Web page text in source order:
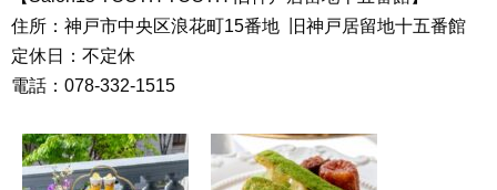
住所：神戸市中央区浪花町15番地 旧神戸居留地十五番館
定休日：不定休
電話：078-332-1515